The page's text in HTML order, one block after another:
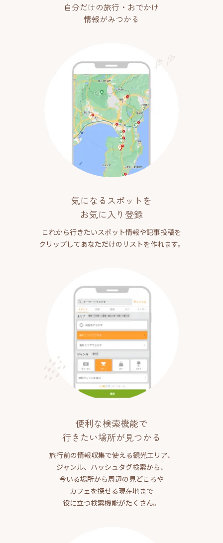
自分だけの旅行・おでかけ
情報がみつかる
気になるスポットを
お気に入り登録
これから行きたいスポット情報や記事投稿を
クリップしてあなただけのリストを作れます。
便利な検索機能で
行きたい場所が見つかる
旅行前の情報収集で使える観光エリア、
ジャンル、ハッシュタグ検索から、
今いる場所から周辺の見どころや
カフェを探せる現在地まで
役に立つ検索機能がたくさん。